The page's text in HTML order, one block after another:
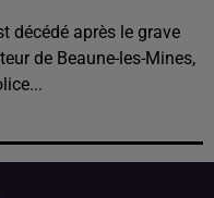
décédé après le grave
de Beaune-les-Mines,